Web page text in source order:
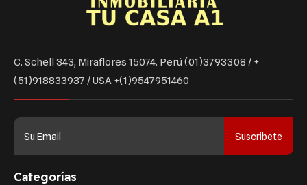
C. Schell 343, Miraflores 15074. Perú (01)3793308 / +
(51)918833937 / USA +(1)9547951460
Suscribete
Categorías